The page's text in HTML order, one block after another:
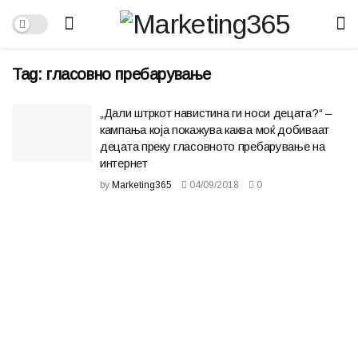
Tag: гласовно пребарување
„Дали штркот навистина ги носи децата?“ –
кампања која покажува каква моќ добиваат
децата преку гласовното пребарување на
интернет
by Marketing365 04/09/2018 0